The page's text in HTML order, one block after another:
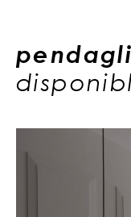
pendagli